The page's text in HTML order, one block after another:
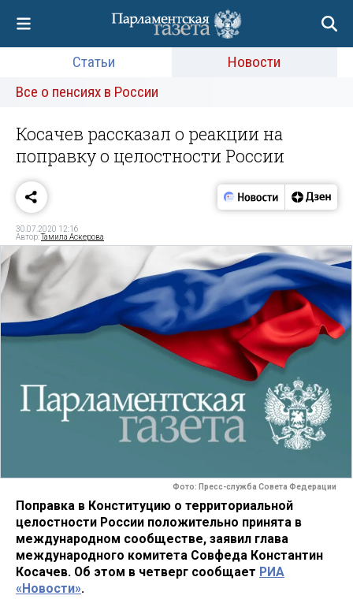
Статьи
Новости
Все о пенсиях в России
Косачев рассказал о реакции на
поправку о целостности России
30.07.2020 12:16
Автор:Тамила Аскерова
Фото: Пресс-служба Совета Федерации
Поправка в Конституцию о территориальной
целостности России положительно принята в
международном сообществе, заявил глава
международного комитета Совфеда Константин
Косачев. Об этом в четверг сообщает РИА
«Новости».